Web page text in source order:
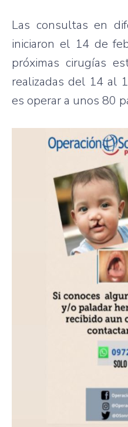
Las consultas en
iniciaron el 14 de
próximas cirugías
realizadas del 14 al
es operar a unos 80